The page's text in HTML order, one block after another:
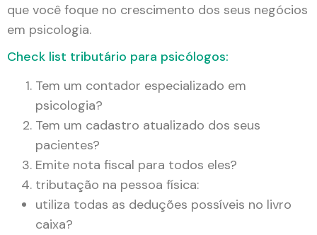
que você foque no crescimento dos seus negócios
em psicologia.
Check list tributário para psicólogos:
Tem um contador especializado em
psicologia?
Tem um cadastro atualizado dos seus
pacientes?
Emite nota fiscal para todos eles?
tributação na pessoa física:
utiliza todas as deduções possíveis no livro
caixa?